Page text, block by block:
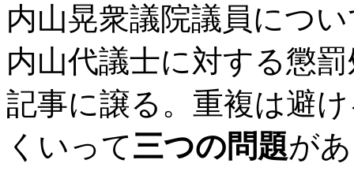
内山晃衆議院議員につ
内山代議士に対する懲
記事に譲る。重複は避
くいって三つの問題が